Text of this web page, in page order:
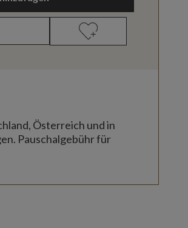
Österreich und in
Pauschalgebühr für